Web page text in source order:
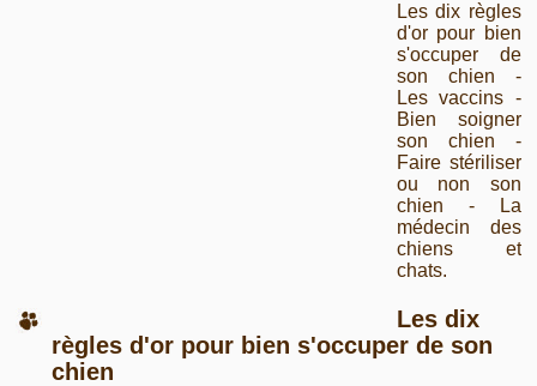
Les dix règles
d'or pour bien
s'occuper de
son chien -
Les vaccins -
Bien soigner
son chien -
Faire stériliser
ou non son
chien - La
médecin des
chiens et
chats.
Les dix
règles d'or pour bien s'occuper de son
chien